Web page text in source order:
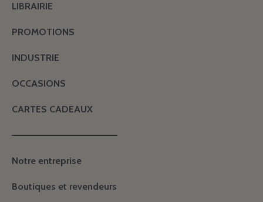
LIBRAIRIE
PROMOTIONS
INDUSTRIE
OCCASIONS
CARTES CADEAUX
———————————————
Notre entreprise
Boutiques et revendeurs